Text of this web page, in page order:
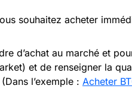
souhaitez acheter
d’achat au marché et
et de renseigner la
l’exemple : Acheter